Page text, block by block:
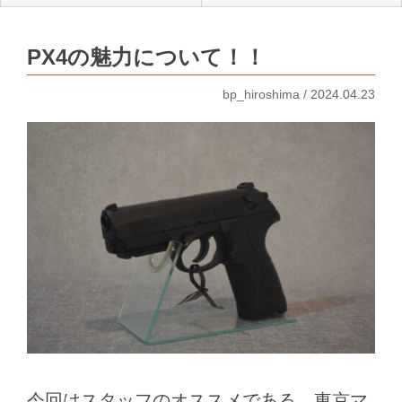
PX4の魅力について！！
bp_hiroshima / 2024.04.23